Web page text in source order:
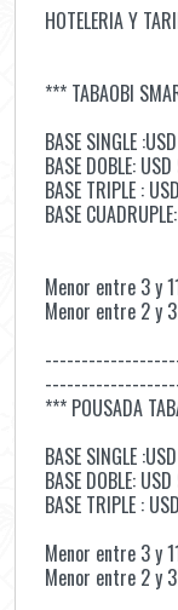
HOTELERIA Y
*** TABAOBI
BASE SINGLE
BASE DOBLE:
BASE TRIPLE :
BASE
Menor entre 3 y
Menor entre 2 y
*** POUSADA
BASE SINGLE
BASE DOBLE:
BASE TRIPLE :
Menor entre 3 y
Menor entre 2 y